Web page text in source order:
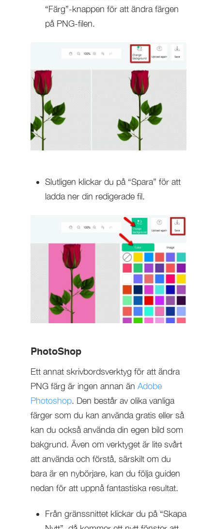
“Färg”-knappen för att ändra färgen
på PNG-filen.
Slutligen klickar du på “Spara” för att
ladda ner din redigerade fil.
PhotoShop
Ett annat skrivbordsverktyg för att ändra
PNG färg är ingen annan än Adobe
Photoshop. Den består av olika vanliga
färger som du kan använda gratis eller så
kan du också använda din egen bild som
bakgrund. Även om verktyget är lite svårt
att använda och förstå, särskilt om du
bara är en nybörjare, kan du följa guiden
nedan för att uppnå fantastiska resultat.
Från gränssnittet klickar du på “Skapa